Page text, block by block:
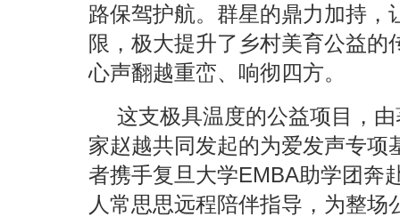
路保驾护航。群星的鼎力加持，
限，极大提升了乡村美育公益的
心声翻越重峦、响彻四方。
这支极具温度的公益项目，
家赵越共同发起的为爱发声专项
者携手复旦大学EMBA助学团奔
人常思思远程陪伴指导，为整